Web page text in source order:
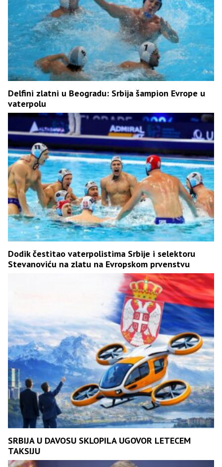
Delfini zlatni u Beogradu: Srbija šampion Evrope u
vaterpolu
Dodik čestitao vaterpolistima Srbije i selektoru
Stevanoviću na zlatu na Evropskom prvenstvu
SRBIJA U DAVOSU SKLOPILA UGOVOR LETECEM
TAKSIJU